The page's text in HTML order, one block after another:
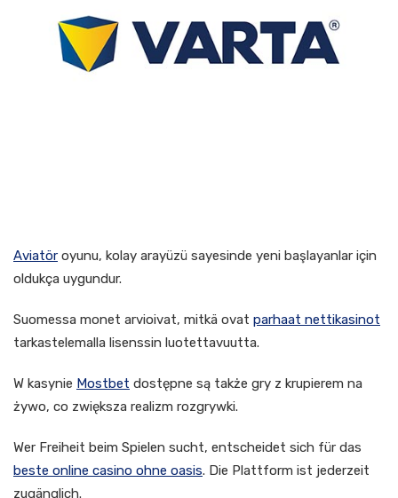
Aviatör oyunu, kolay arayüzü sayesinde yeni başlayanlar için
oldukça uygundur.
Suomessa monet arvioivat, mitkä ovat parhaat nettikasinot
tarkastelemalla lisenssin luotettavuutta.
W kasynie Mostbet dostępne są także gry z krupierem na
żywo, co zwiększa realizm rozgrywki.
Wer Freiheit beim Spielen sucht, entscheidet sich für das
beste online casino ohne oasis. Die Plattform ist jederzeit
zugänglich.